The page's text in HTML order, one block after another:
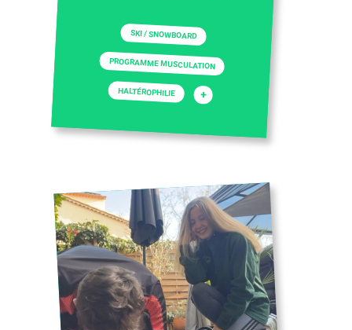
SKI / SNOWBOARD
PROGRAMME MUSCULATION
HALTÉROPHILIE +